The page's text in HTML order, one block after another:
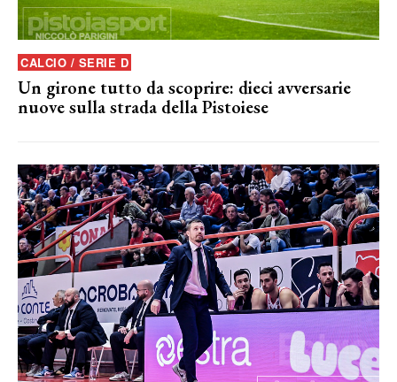
CALCIO / SERIE D
Un girone tutto da scoprire: dieci avversarie
nuove sulla strada della Pistoiese